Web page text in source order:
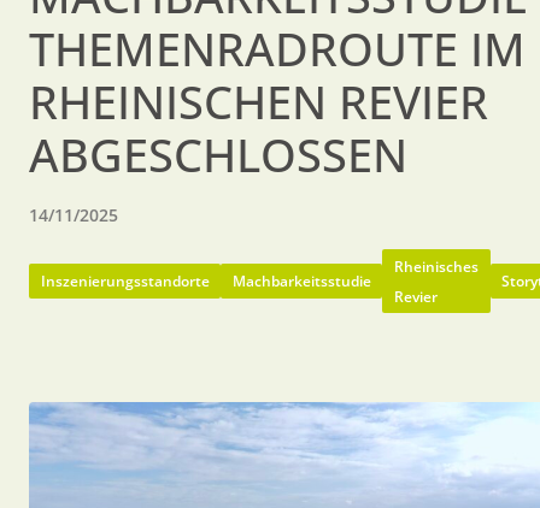
THEMENRADROUTE IM
RHEINISCHEN REVIER
ABGESCHLOSSEN
14/11/2025
Inszenierungsstandorte Machbarkeitsstudie
Rheinisches
Revier